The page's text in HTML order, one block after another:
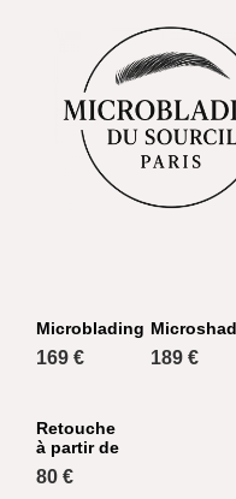
Microblading
169 € 189 €
Retouche
à partir de
80 €